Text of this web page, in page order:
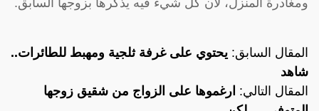
المقال السابق: يحتوي على غرفة ثلجية ومهبط للطائرات..
شاهد
المقال التالي: ارغموها على الزواج من شقيق زوجها